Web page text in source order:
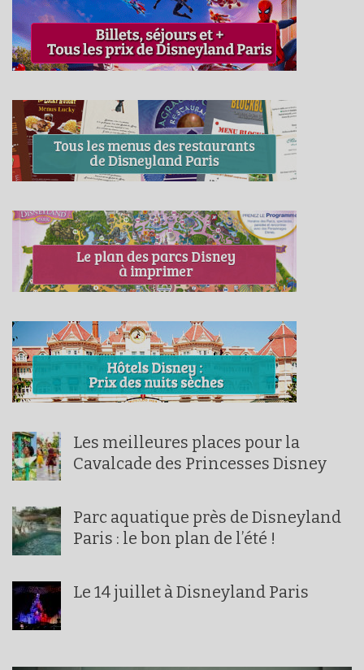
Les meilleures places pour la
Cavalcade des Princesses Disney
Parc aquatique près de Disneyland
Paris : le bon plan de l’été !
Le 14 juillet à Disneyland Paris